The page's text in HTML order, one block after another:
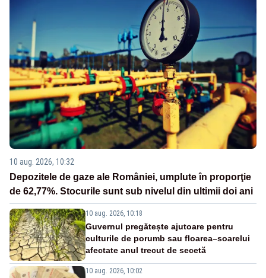
10 aug. 2026, 10:32
Depozitele de gaze ale României, umplute în proporţie
de 62,77%. Stocurile sunt sub nivelul din ultimii doi ani
10 aug. 2026, 10:18
Guvernul pregătește ajutoare pentru
culturile de porumb sau floarea–soarelui
afectate anul trecut de secetă
10 aug. 2026, 10:02